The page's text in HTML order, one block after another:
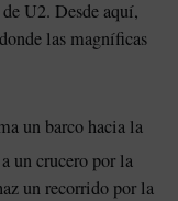
U2. Desde aquí,
las magníficas
un barco hacia la
un crucero por la
un recorrido por la